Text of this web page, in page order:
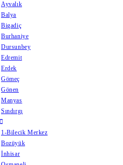
Ayvalık
Balya
Bigadiç
Burhaniye
Dursunbey
Edremit
Erdek
Gömeç
Gönen
Manyas
Sındırgı
1-Bilecik Merkez
Bozüyük
İnhisar